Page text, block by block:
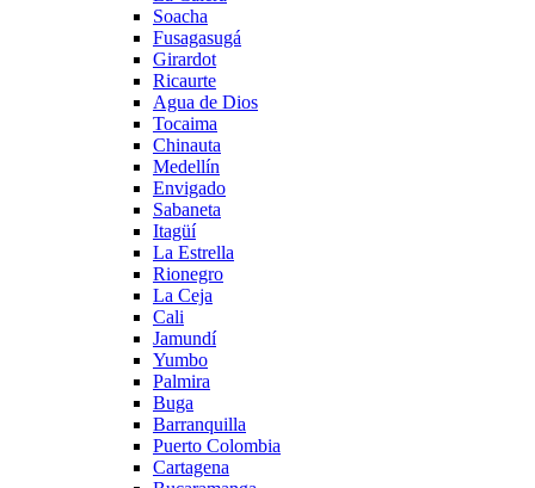
Soacha
Fusagasugá
Girardot
Ricaurte
Agua de Dios
Tocaima
Chinauta
Medellín
Envigado
Sabaneta
Itagüí
La Estrella
Rionegro
La Ceja
Cali
Jamundí
Yumbo
Palmira
Buga
Barranquilla
Puerto Colombia
Cartagena